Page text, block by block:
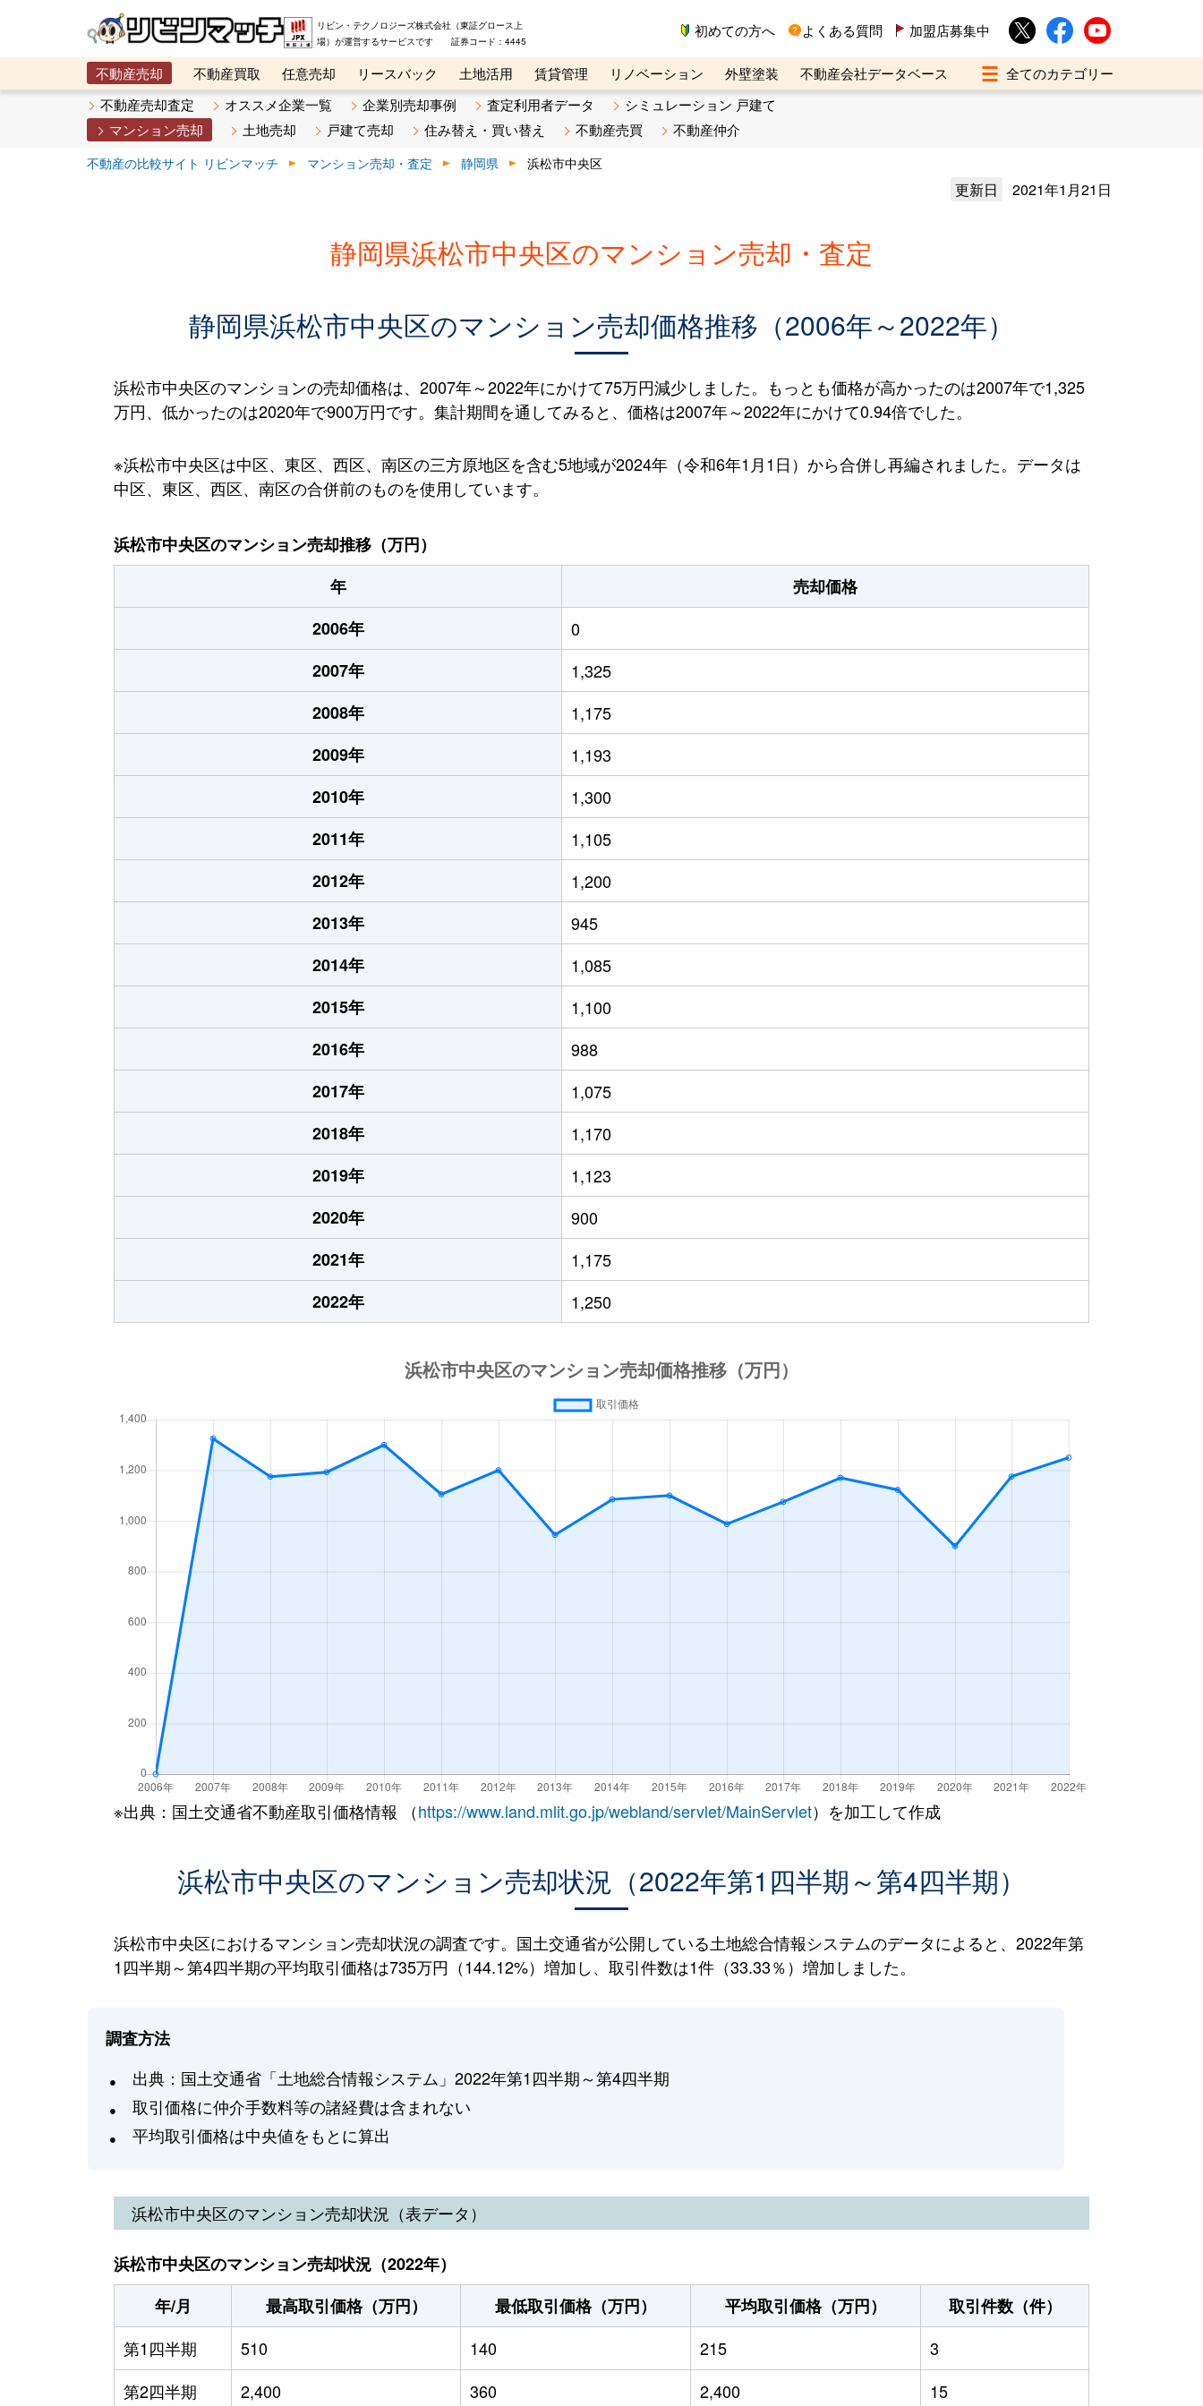
リビン・テクノロジーズ株式会社（東証グロース上
場）が運営するサービスです 証券コード：4445
初めての方へ よくある質問 加盟店募集中
不動産売却 不動産買取 任意売却 リースバック 土地活用 賃貸管理 リノベーション 外壁塗装
不動産会社データベース
メタ住宅展示場
ベスト不動産カンパニー オンライン講座 リビンマガジンBiz 不動産売却ご相談デスク
不動産売却査定 オススメ企業一覧 企業別売却事例 査定利用者データ
シミュレーション 戸建て
マンション売却
土地売却 戸建て売却 住み替え・買い替え 不動産売買 不動産仲介
不動産の比較サイト リビンマッチ マンション売却・査定 静岡県 浜松市中央区
更新日 2021年1月21日
静岡県浜松市中央区のマンション売却・査定
静岡県浜松市中央区のマンション売却価格推移（2006年～2022年）
浜松市中央区のマンションの売却価格は、2007年～2022年にかけて75万円減少しました。もっとも価格が高かったのは2007年で1,325
万円、低かったのは2020年で900万円です。集計期間を通してみると、価格は2007年～2022年にかけて0.94倍でした。
※浜松市中央区は中区、東区、西区、南区の三方原地区を含む5地域が2024年（令和6年1月1日）から合併し再編されました。データは
中区、東区、西区、南区の合併前のものを使用しています。
浜松市中央区のマンション売却推移（万円）
年
売却価格
2006年
0
2007年
1,325
2008年
1,175
2009年
1,193
2010年
1,300
2011年
1,105
2012年
1,200
2013年
945
2014年
1,085
2015年
1,100
2016年
988
2017年
1,075
2018年
1,170
2019年
1,123
2020年
900
2021年
1,175
2022年
1,250
※出典：国土交通省不動産取引価格情報 （https://www.land.mlit.go.jp/webland/servlet/MainServlet）を加工して作成
浜松市中央区のマンション売却状況（2022年第1四半期～第4四半期）
浜松市中央区におけるマンション売却状況の調査です。国土交通省が公開している土地総合情報システムのデータによると、2022年第
1四半期～第4四半期の平均取引価格は735万円（144.12%）増加し、取引件数は1件（33.33％）増加しました。
調査方法
出典：国土交通省「土地総合情報システム」2022年第1四半期～第4四半期
取引価格に仲介手数料等の諸経費は含まれない
平均取引価格は中央値をもとに算出
浜松市中央区のマンション売却状況（表データ）
浜松市中央区のマンション売却状況（2022年）
年/月
最高取引価格（万円） 最低取引価格（万円） 平均取引価格（万円）
取引件数（件）
第1四半期
510 140 215
3
第2四半期
2,400 360 2,400 15